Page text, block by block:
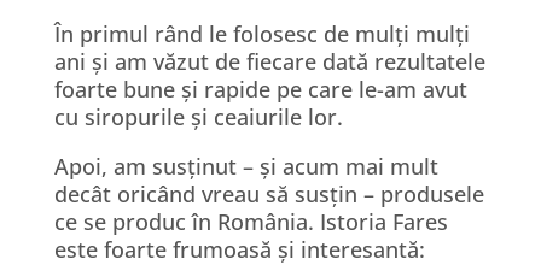
În primul rând le folosesc de mulți mulți
ani și am văzut de fiecare dată rezultatele
foarte bune și rapide pe care le-am avut
cu siropurile și ceaiurile lor.
Apoi, am susținut – și acum mai mult
decât oricând vreau să susțin – produsele
ce se produc în România. Istoria Fares
este foarte frumoasă și interesantă: